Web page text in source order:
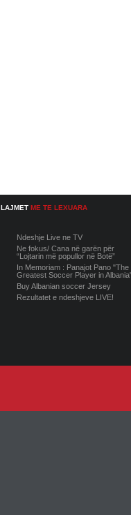
LAJMET ME TE LEXUARA
Ndeshje Live ne TV
Ne fokus/ Cana në garën për
“Lojtarin më popullor në Botë”
In Memoriam : Panajot Pano "The
Greatest Soccer Player in
Buy Albanian soccer Jersey
Rezultatet e ndeshjeve LIVE!